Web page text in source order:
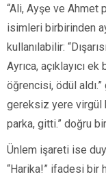
“Ali, Ayşe ve
isimleri birbirinden
kullanılabilir:
Ayrıca, açıklayıcı
öğrencisi, ödül
gereksiz yere virgül
parka, gitti.” doğru
Ünlem işareti ise
“Harika!” ifadesi bir